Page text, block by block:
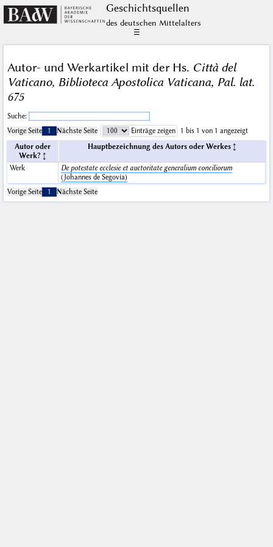
Geschichts­quellen
des deutschen Mittelalters
☰
Autor- und Werkartikel mit der Hs. Città del
Vaticano, Biblioteca Apostolica Vaticana, Pal. lat.
675
Suche:
Vorige Seite
1 Nächste Seite Einträge zeigen
1 bis 1 von 1 angezeigt
Autor oder
Werk?
Hauptbezeichnung des Autors oder Werkes
Werk
De potestate ecclesie et auctoritate generalium conciliorum
(Johannes de Segovia)
Vorige Seite
1 Nächste Seite